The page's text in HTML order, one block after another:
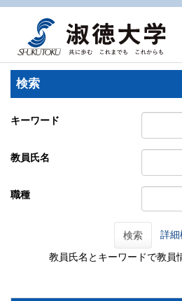
検索
キーワード
教員氏名
職種
検索 詳細
教員氏名とキーワードで教員